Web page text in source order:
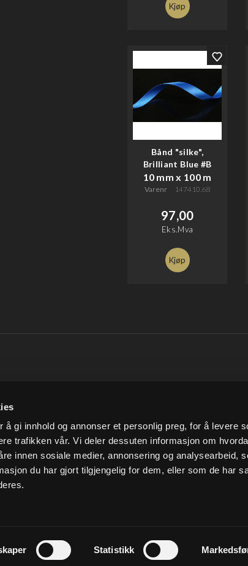
gi innhold og annonser et personlig preg, for å levere
trafikken vår. Vi deler dessuten informasjon om
innen sosiale medier, annonsering og analysearbeid,
du har gjort tilgjengelig for dem, eller som de har
Statistikk
Kjøp
Bånd "silke",
Brilliant Blue #B
10 mm x 100 m
Varenr 147410.68
97,00
Eks.Mva
Kjøp
Vilkår og betingelser
Personvern
Vår miljøpolitikk
Forretningssystem